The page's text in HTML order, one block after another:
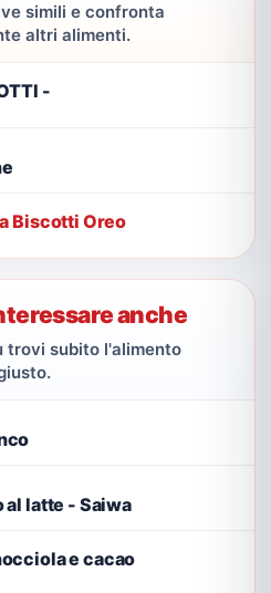
simili e confronta
altri alimenti.
-
Biscotti Oreo
anche
trovi subito l'alimento
latte - Saiwa
e cacao